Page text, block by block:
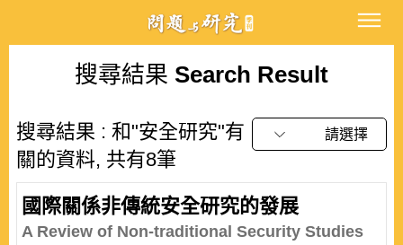
搜尋結果 Search Result
搜尋結果 : 和"安全研究"有
關的資料, 共有8筆
請選擇
國際關係非傳統安全研究的發展
A Review of Non-traditional Security Studies